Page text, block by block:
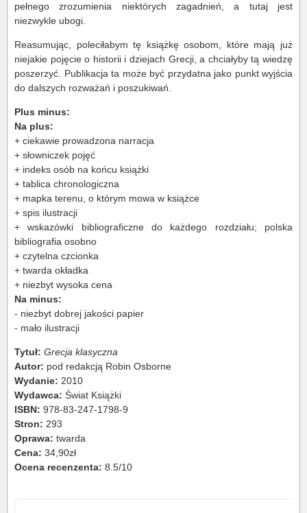
pełnego zrozumienia niektórych zagadnień, a tutaj jest
niezwykle ubogi.
Reasumując, poleciłabym tę książkę osobom, które mają już
niejakie pojęcie o historii i dziejach Grecji, a chciałyby tą wiedzę
poszerzyć. Publikacja ta może być przydatna jako punkt wyjścia
do dalszych rozważań i poszukiwań.
Plus minus:
Na plus:
+ ciekawie prowadzona narracja
+ słowniczek pojęć
+ indeks osób na końcu książki
+ tablica chronologiczna
+ mapka terenu, o którym mowa w książce
+ spis ilustracji
+ wskazówki bibliograficzne do każdego rozdziału; polska
bibliografia osobno
+ czytelna czcionka
+ twarda okładka
+ niezbyt wysoka cena
Na minus:
- niezbyt dobrej jakości papier
- mało ilustracji
Tytuł: Grecja klasyczna
Autor: pod redakcją Robin Osborne
Wydanie: 2010
Wydawca: Świat Książki
ISBN: 978-83-247-1798-9
Stron: 293
Oprawa: twarda
Cena: 34,90zł
Ocena recenzenta: 8.5/10